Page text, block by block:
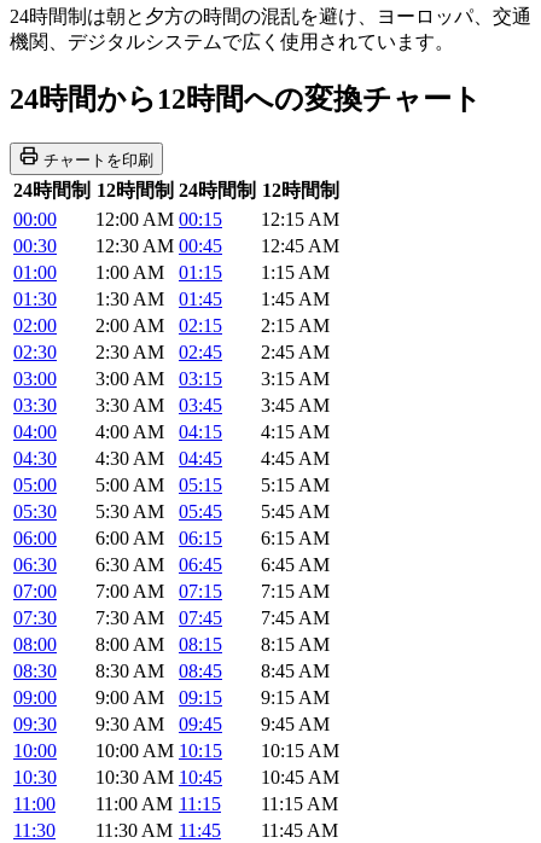
24時間制は朝と夕方の時間の混乱を避け、ヨーロッパ、交通
機関、デジタルシステムで広く使用されています。
24時間から12時間への変換チャート
チャートを印刷
24時間制 12時間制 24時間制 12時間制
00:00
12:00 AM 00:15
12:15 AM
00:30
12:30 AM 00:45
12:45 AM
01:00
1:00 AM 01:15
1:15 AM
01:30
1:30 AM 01:45
1:45 AM
02:00
2:00 AM 02:15
2:15 AM
02:30
2:30 AM 02:45
2:45 AM
03:00
3:00 AM 03:15
3:15 AM
03:30
3:30 AM 03:45
3:45 AM
04:00
4:00 AM 04:15
4:15 AM
04:30
4:30 AM 04:45
4:45 AM
05:00
5:00 AM 05:15
5:15 AM
05:30
5:30 AM 05:45
5:45 AM
06:00
6:00 AM 06:15
6:15 AM
06:30
6:30 AM 06:45
6:45 AM
07:00
7:00 AM 07:15
7:15 AM
07:30
7:30 AM 07:45
7:45 AM
08:00
8:00 AM 08:15
8:15 AM
08:30
8:30 AM 08:45
8:45 AM
09:00
9:00 AM 09:15
9:15 AM
09:30
9:30 AM 09:45
9:45 AM
10:00
10:00 AM 10:15
10:15 AM
10:30
10:30 AM 10:45
10:45 AM
11:00
11:00 AM 11:15
11:15 AM
11:30
11:30 AM 11:45
11:45 AM